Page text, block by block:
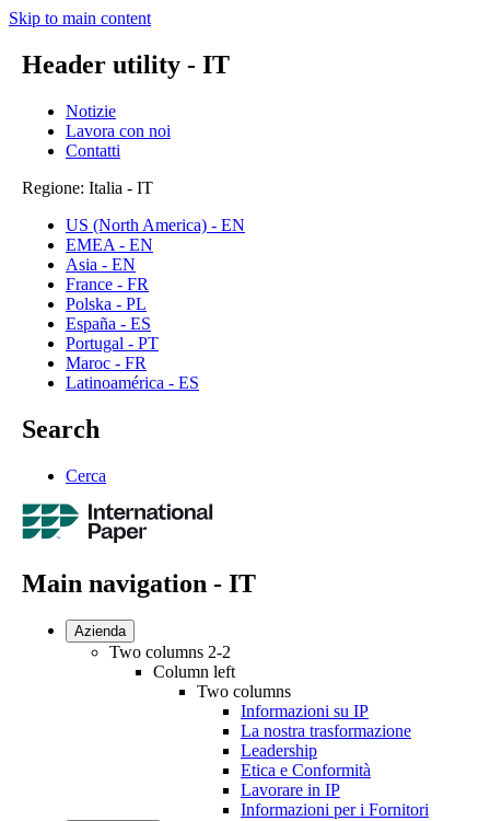
Skip to main content
Header utility - IT
Notizie
Lavora con noi
Contatti
Regione: Italia - IT
US (North America) - EN
EMEA - EN
Asia - EN
France - FR
Polska - PL
España - ES
Portugal - PT
Maroc - FR
Latinoamérica - ES
Search
Cerca
Main navigation - IT
Azienda
Two columns 2-2
Column left
Two columns
Informazioni su IP
La nostra trasformazione
Leadership
Etica e Conformità
Lavorare in IP
Informazioni per i Fornitori